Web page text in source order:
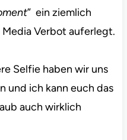
” ein ziemlich
Verbot auferlegt.
Selfie haben wir uns
und ich kann euch das
auch wirklich